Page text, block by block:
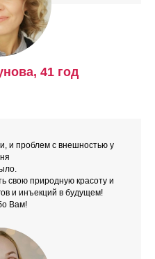
41 год
и проблем с внешностью у
свою природную красоту и
и инъекций в будущем!
Вам!